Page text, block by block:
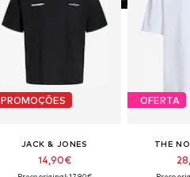
PROMOÇÕES
JACK & JONES
14,90€
OFERTA
THE